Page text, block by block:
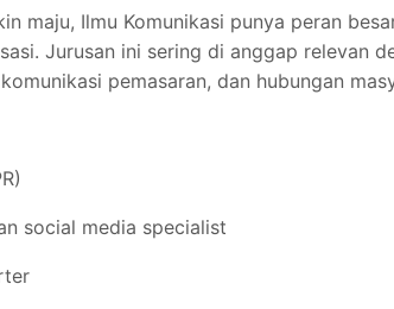
maju, Ilmu Komunikasi punya peran
Jurusan ini sering di anggap relevan
pemasaran, dan hubungan
social media specialist